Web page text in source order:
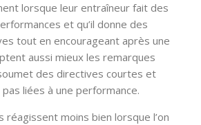
lorsque leur entraîneur fait des
et qu’il donne des
tout en encourageant après une
aussi mieux les remarques
des directives courtes et
liées à une performance.
réagissent moins bien lorsque l’on